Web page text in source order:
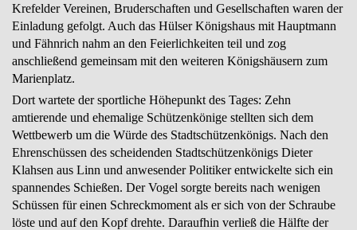
Krefelder Vereinen, Bruderschaften und Gesellschaften waren der
Einladung gefolgt. Auch das Hülser Königshaus mit Hauptmann
und Fähnrich nahm an den Feierlichkeiten teil und zog
anschließend gemeinsam mit den weiteren Königshäusern zum
Marienplatz.
Dort wartete der sportliche Höhepunkt des Tages: Zehn
amtierende und ehemalige Schützenkönige stellten sich dem
Wettbewerb um die Würde des Stadtschützenkönigs. Nach den
Ehrenschüssen des scheidenden Stadtschützenkönigs Dieter
Klahsen aus Linn und anwesender Politiker entwickelte sich ein
spannendes Schießen. Der Vogel sorgte bereits nach wenigen
Schüssen für einen Schreckmoment als er sich von der Schraube
löste und auf den Kopf drehte. Daraufhin verließ die Hälfte der